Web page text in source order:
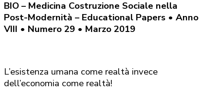
BIO – Medicina Costruzione Sociale nella
Post-Modernità – Educational Papers • Anno
VIII • Numero 29 • Marzo 2019
L’esistenza umana come realtà invece
dell’economia come realtà!